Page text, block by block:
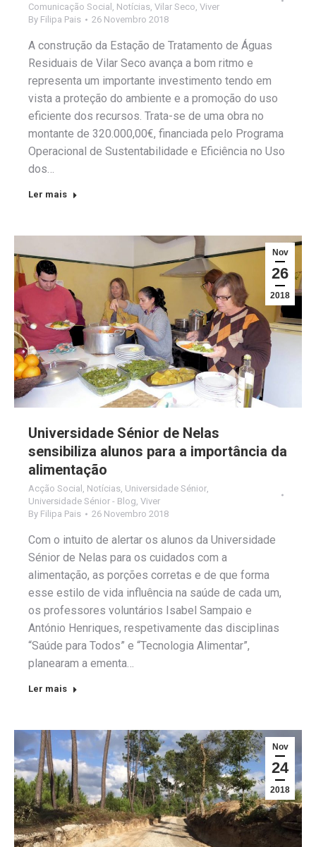
Comunicação Social Notícias Vilar Seco Viver
By Filipa Pais 26 Novembro 2018
A construção da Estação de Tratamento de Águas
Residuais de Vilar Seco avança a bom ritmo e
representa um importante investimento tendo em
vista a proteção do ambiente e a promoção do uso
eficiente dos recursos. Trata-se de uma obra no
montante de 320.000,00€, financiada pelo Programa
Operacional de Sustentabilidade e Eficiência no Uso
dos…
Ler mais
Nov
26
2018
Universidade Sénior de Nelas
sensibiliza alunos para a importância da
alimentação
Acção Social , Notícias, Universidade Sénior,
Universidade Sénior - Blog, Viver
By Filipa Pais 26 Novembro 2018
Com o intuito de alertar os alunos da Universidade
Sénior de Nelas para os cuidados com a
alimentação, as porções corretas e de que forma
esse estilo de vida influência na saúde de cada um,
os professores voluntários Isabel Sampaio e
António Henriques, respetivamente das disciplinas
“Saúde para Todos” e “Tecnologia Alimentar”,
planearam a ementa…
Ler mais
Nov
24
2018